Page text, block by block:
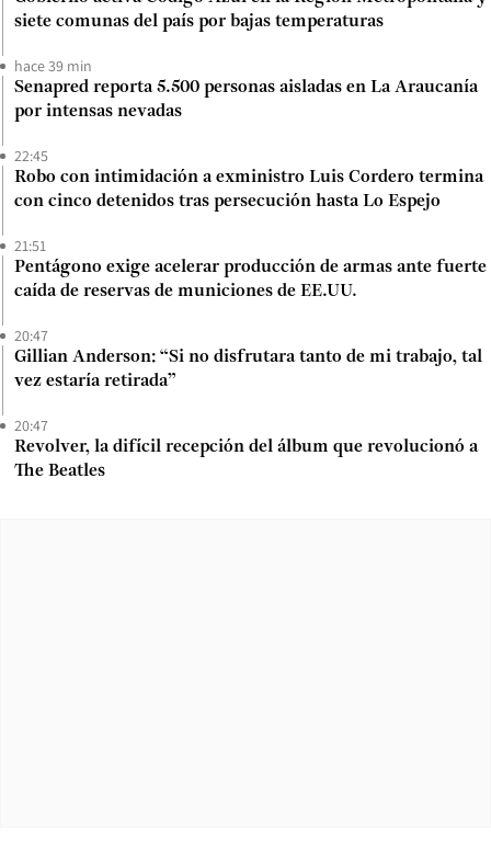
siete comunas del país por bajas temperaturas
hace 39 min
Senapred reporta 5.500 personas aisladas en La Araucanía
por intensas nevadas
22:45
Robo con intimidación a exministro Luis Cordero termina
con cinco detenidos tras persecución hasta Lo Espejo
21:51
Pentágono exige acelerar producción de armas ante fuerte
caída de reservas de municiones de EE.UU.
20:47
Gillian Anderson: “Si no disfrutara tanto de mi trabajo, tal
vez estaría retirada”
20:47
Revolver, la difícil recepción del álbum que revolucionó a
The Beatles